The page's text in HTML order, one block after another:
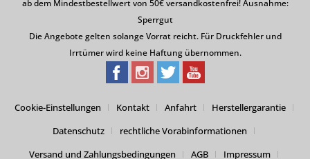
ab dem Mindestbestellwert von 50€ versandkostenfrei! Ausnahme:
Sperrgut
Die Angebote gelten solange Vorrat reicht. Für Druckfehler und
Irrtümer wird keine Haftung übernommen.
Cookie-Einstellungen Kontakt Anfahrt
Herstellergarantie
Datenschutz
rechtliche Vorabinformationen
Versand und Zahlungsbedingungen
AGB Impressum